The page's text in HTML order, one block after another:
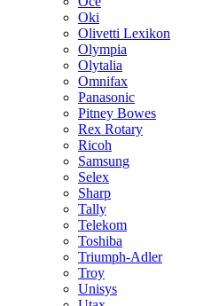
Oki
Olivetti Lexikon
Olympia
Olytalia
Omnifax
Panasonic
Pitney Bowes
Rex Rotary
Ricoh
Samsung
Selex
Sharp
Tally
Telekom
Toshiba
Triumph-Adler
Troy
Unisys